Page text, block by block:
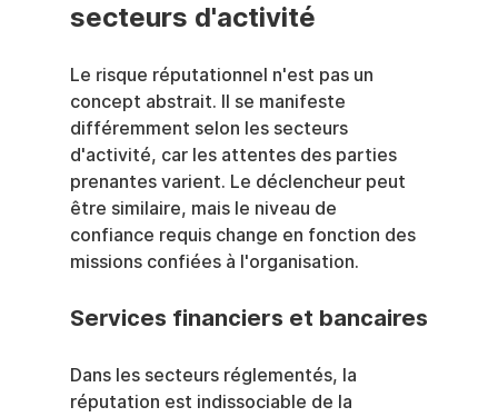
secteurs d'activité
Le risque réputationnel n'est pas un
concept abstrait. Il se manifeste
différemment selon les secteurs
d'activité, car les attentes des parties
prenantes varient. Le déclencheur peut
être similaire, mais le niveau de
confiance requis change en fonction des
missions confiées à l'organisation.
Services financiers et bancaires
Dans les secteurs réglementés, la
réputation est indissociable de la